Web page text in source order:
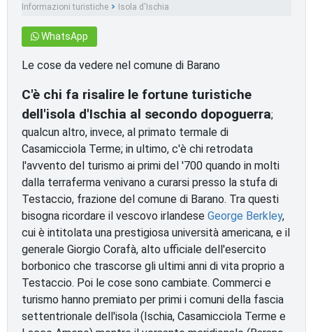
Informazioni turistiche
Isola d'Ischia
WhatsApp
Le cose da vedere nel comune di Barano
C'è chi fa risalire le fortune turistiche
dell'isola d'Ischia al secondo dopoguerra;
qualcun altro, invece, al primato termale di
Casamicciola Terme; in ultimo, c'è chi retrodata
l'avvento del turismo ai primi del '700 quando in molti
dalla terraferma venivano a curarsi presso la stufa di
Testaccio, frazione del comune di Barano. Tra questi
bisogna ricordare il vescovo irlandese George Berkley,
cui è intitolata una prestigiosa università americana, e il
generale Giorgio Corafà, alto ufficiale dell'esercito
borbonico che trascorse gli ultimi anni di vita proprio a
Testaccio. Poi le cose sono cambiate. Commerci e
turismo hanno premiato per primi i comuni della fascia
settentrionale dell'isola (Ischia, Casamicciola Terme e